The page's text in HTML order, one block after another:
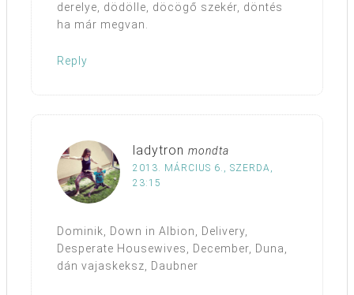
derelye, dödölle, döcögő szekér, döntés
ha már megvan.
Reply
ladytron mondta
2013. MÁRCIUS 6., SZERDA,
23:15
Dominik, Down in Albion, Delivery,
Desperate Housewives, December, Duna,
dán vajaskeksz, Daubner